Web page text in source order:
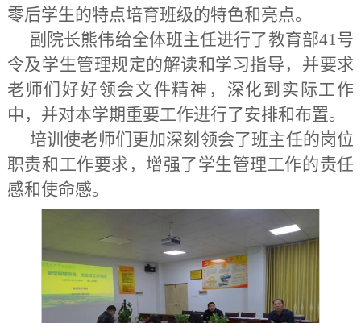
零后学生的特点培育班级的特色和亮点。
副院长熊伟给全体班主任进行了教育部41号
令及学生管理规定的解读和学习指导，并要求
老师们好好领会文件精神，深化到实际工作
中，并对本学期重要工作进行了安排和布置。
培训使老师们更加深刻领会了班主任的岗位
职责和工作要求，增强了学生管理工作的责任
感和使命感。